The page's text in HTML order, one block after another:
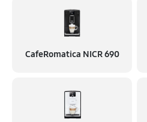
CafeRomatica NICR 690